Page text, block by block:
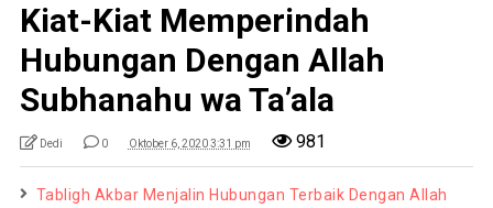
Kiat-Kiat Memperindah
Hubungan Dengan Allah
Subhanahu wa Ta’ala
Dedi 0 Oktober 6, 2020 3:31 pm 981
Tabligh Akbar Menjalin Hubungan Terbaik Dengan Allah